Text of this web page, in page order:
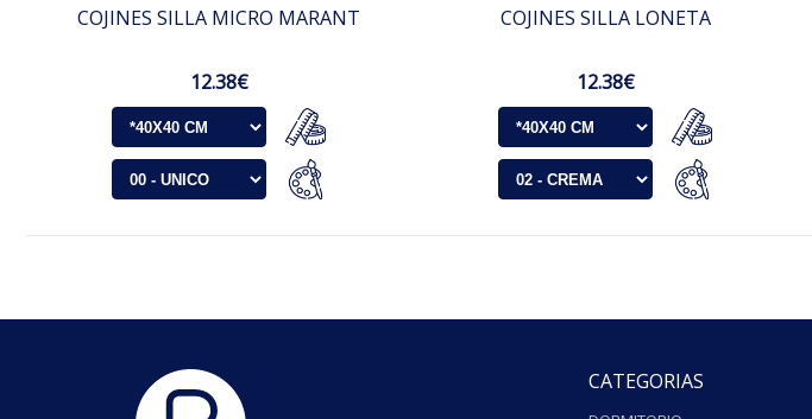
COJINES SILLA MICRO MARANT
12.38€
COJINES SILLA LONETA
12.38€
CATEGORIAS